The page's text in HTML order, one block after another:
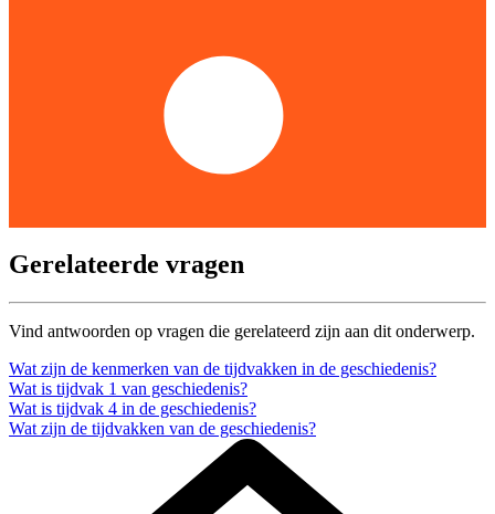
Gerelateerde vragen
Vind antwoorden op vragen die gerelateerd zijn aan dit onderwerp.
Wat zijn de kenmerken van de tijdvakken in de geschiedenis?
Wat is tijdvak 1 van geschiedenis?
Wat is tijdvak 4 in de geschiedenis?
Wat zijn de tijdvakken van de geschiedenis?